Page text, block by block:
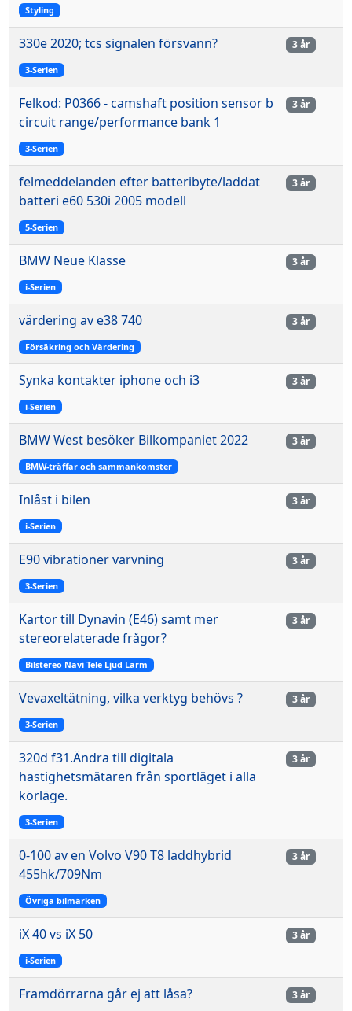
Styling
330e 2020; tcs signalen försvann?
3-Serien
3 år
Felkod: P0366 - camshaft position sensor b
circuit range/performance bank 1
3-Serien
3 år
felmeddelanden efter batteribyte/laddat
batteri e60 530i 2005 modell
5-Serien
3 år
BMW Neue Klasse
i-Serien
3 år
värdering av e38 740
Försäkring och Värdering
3 år
Synka kontakter iphone och i3
i-Serien
3 år
BMW West besöker Bilkompaniet 2022
BMW-träffar och sammankomster
3 år
Inlåst i bilen
i-Serien
3 år
E90 vibrationer varvning
3-Serien
3 år
Kartor till Dynavin (E46) samt mer
stereorelaterade frågor?
Bilstereo Navi Tele Ljud Larm
3 år
Vevaxeltätning, vilka verktyg behövs ?
3-Serien
3 år
320d f31.Ändra till digitala
hastighetsmätaren från sportläget i alla
körläge.
3-Serien
3 år
0-100 av en Volvo V90 T8 laddhybrid
455hk/709Nm
Övriga bilmärken
3 år
iX 40 vs iX 50
i-Serien
3 år
Framdörrarna går ej att låsa? 3 år